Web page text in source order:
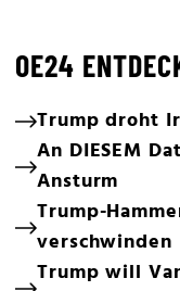
OE24
Trump droht
An DIESEM
Ansturm
Trump-
verschwinden
Trump will